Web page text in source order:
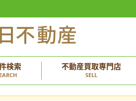
検索 不動産買取専門店
SELL